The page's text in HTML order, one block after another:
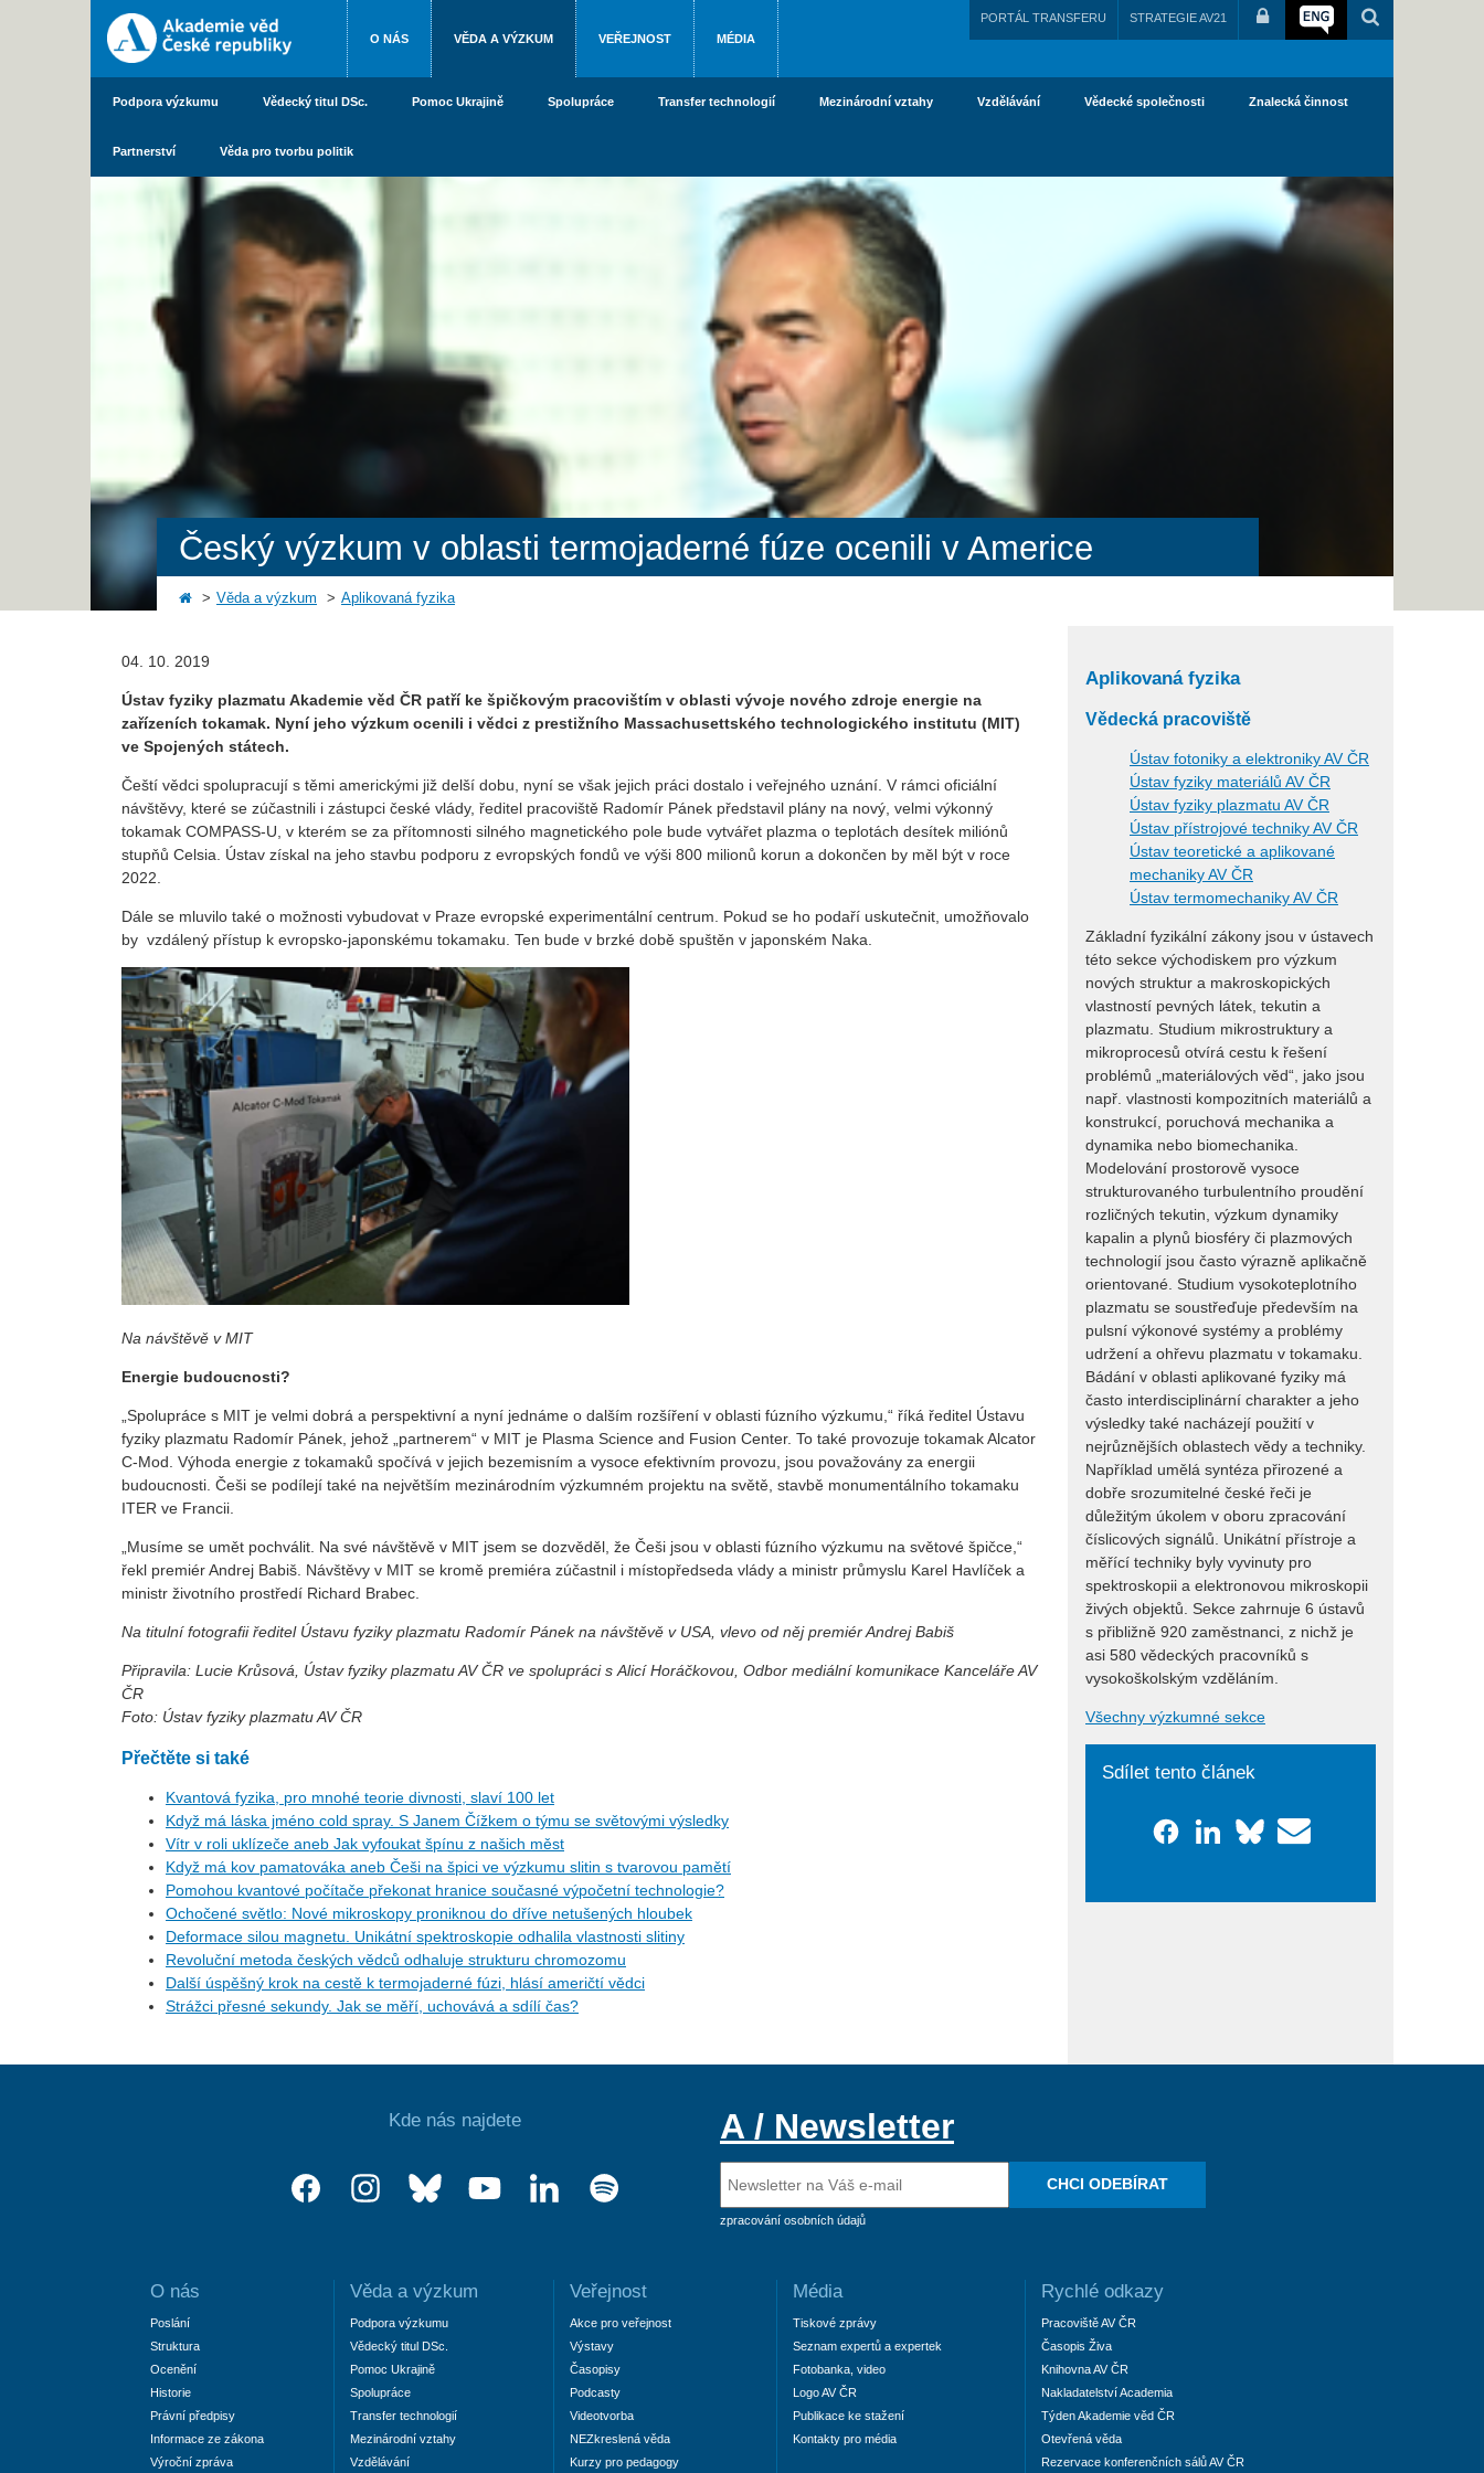
O NÁS VĚDA A VÝZKUM VEŘEJNOST MÉDIA
PORTÁL TRANSFERU STRATEGIE AV21
Podpora výzkumu Vědecký titul DSc. Pomoc Ukrajině Spolupráce Transfer technologií Mezinárodní vztahy Vzdělávání Vědecké společnosti Znalecká činnost
Partnerství Věda pro tvorbu politik
Český výzkum v oblasti termojaderné fúze ocenili v Americe
Věda a výzkum Aplikovaná fyzika
04. 10. 2019
Ústav fyziky plazmatu Akademie věd ČR patří ke špičkovým pracovištím v oblasti vývoje nového zdroje energie na
zařízeních tokamak. Nyní jeho výzkum ocenili i vědci z prestižního Massachusettského technologického institutu (MIT)
ve Spojených státech.
Čeští vědci spolupracují s těmi americkými již delší dobu, nyní se však jejich práci dostalo i veřejného uznání. V rámci oficiální
návštěvy, které se zúčastnili i zástupci české vlády, ředitel pracoviště Radomír Pánek představil plány na nový, velmi výkonný
tokamak COMPASS-U, v kterém se za přítomnosti silného magnetického pole bude vytvářet plazma o teplotách desítek miliónů
stupňů Celsia. Ústav získal na jeho stavbu podporu z evropských fondů ve výši 800 milionů korun a dokončen by měl být v roce
2022.
Dále se mluvilo také o možnosti vybudovat v Praze evropské experimentální centrum. Pokud se ho podaří uskutečnit, umožňovalo
by vzdálený přístup k evropsko-japonskému tokamaku. Ten bude v brzké době spuštěn v japonském Naka.
Na návštěvě v MIT
Energie budoucnosti?
„Spolupráce s MIT je velmi dobrá a perspektivní a nyní jednáme o dalším rozšíření v oblasti fúzního výzkumu,“ říká ředitel Ústavu
fyziky plazmatu Radomír Pánek, jehož „partnerem“ v MIT je Plasma Science and Fusion Center. To také provozuje tokamak Alcator
C-Mod. Výhoda energie z tokamaků spočívá v jejich bezemisním a vysoce efektivním provozu, jsou považovány za energii
budoucnosti. Češi se podílejí také na největším mezinárodním výzkumném projektu na světě, stavbě monumentálního tokamaku
ITER ve Francii.
„Musíme se umět pochválit. Na své návštěvě v MIT jsem se dozvěděl, že Češi jsou v oblasti fúzního výzkumu na světové špičce,“
řekl premiér Andrej Babiš. Návštěvy v MIT se kromě premiéra zúčastnil i místopředseda vlády a ministr průmyslu Karel Havlíček a
ministr životního prostředí Richard Brabec.
Na titulní fotografii ředitel Ústavu fyziky plazmatu Radomír Pánek na návštěvě v USA, vlevo od něj premiér Andrej Babiš
Připravila: Lucie Krůsová, Ústav fyziky plazmatu AV ČR ve spolupráci s Alicí Horáčkovou, Odbor mediální komunikace Kanceláře AV
ČR
Foto: Ústav fyziky plazmatu AV ČR
Přečtěte si také
Kvantová fyzika, pro mnohé teorie divnosti, slaví 100 let
Když má láska jméno cold spray. S Janem Čížkem o týmu se světovými výsledky
Vítr v roli uklízeče aneb Jak vyfoukat špínu z našich měst
Když má kov pamatováka aneb Češi na špici ve výzkumu slitin s tvarovou pamětí
Pomohou kvantové počítače překonat hranice současné výpočetní technologie?
Ochočené světlo: Nové mikroskopy proniknou do dříve netušených hloubek
Deformace silou magnetu. Unikátní spektroskopie odhalila vlastnosti slitiny
Revoluční metoda českých vědců odhaluje strukturu chromozomu
Další úspěšný krok na cestě k termojaderné fúzi, hlásí američtí vědci
Strážci přesné sekundy. Jak se měří, uchovává a sdílí čas?
Aplikovaná fyzika
Vědecká pracoviště
Ústav fotoniky a elektroniky AV ČR
Ústav fyziky materiálů AV ČR
Ústav fyziky plazmatu AV ČR
Ústav přístrojové techniky AV ČR
Ústav teoretické a aplikované
mechaniky AV ČR
Ústav termomechaniky AV ČR
Základní fyzikální zákony jsou v ústavech
této sekce východiskem pro výzkum
nových struktur a makroskopických
vlastností pevných látek, tekutin a
plazmatu. Studium mikrostruktury a
mikroprocesů otvírá cestu k řešení
problémů „materiálových věd“, jako jsou
např. vlastnosti kompozitních materiálů a
konstrukcí, poruchová mechanika a
dynamika nebo biomechanika.
Modelování prostorově vysoce
strukturovaného turbulentního proudění
rozličných tekutin, výzkum dynamiky
kapalin a plynů biosféry či plazmových
technologií jsou často výrazně aplikačně
orientované. Studium vysokoteplotního
plazmatu se soustřeďuje především na
pulsní výkonové systémy a problémy
udržení a ohřevu plazmatu v tokamaku.
Bádání v oblasti aplikované fyziky má
často interdisciplinární charakter a jeho
výsledky také nacházejí použití v
nejrůznějších oblastech vědy a techniky.
Například umělá syntéza přirozené a
dobře srozumitelné české řeči je
důležitým úkolem v oboru zpracování
číslicových signálů. Unikátní přístroje a
měřící techniky byly vyvinuty pro
spektroskopii a elektronovou mikroskopii
živých objektů. Sekce zahrnuje 6 ústavů
s přibližně 920 zaměstnanci, z nichž je
asi 580 vědeckých pracovníků s
vysokoškolským vzděláním.
Všechny výzkumné sekce
Sdílet tento článek
Kde nás najdete A / Newsletter
zpracování osobních údajů
CHCI ODEBÍRAT
O nás
Poslání
Struktura
Ocenění
Historie
Právní předpisy
Informace ze zákona
Výroční zpráva
Věda a výzkum
Podpora výzkumu
Vědecký titul DSc.
Pomoc Ukrajině
Spolupráce
Transfer technologií
Mezinárodní vztahy
Vzdělávání
Veřejnost
Akce pro veřejnost
Výstavy
Časopisy
Podcasty
Videotvorba
NEZkreslená věda
Kurzy pro pedagogy
Média
Tiskové zprávy
Seznam expertů a expertek
Fotobanka, video
Logo AV ČR
Publikace ke stažení
Kontakty pro média
Rychlé odkazy
Pracoviště AV ČR
Časopis Živa
Knihovna AV ČR
Nakladatelství Academia
Týden Akademie věd ČR
Otevřená věda
Rezervace konferenčních sálů AV ČR